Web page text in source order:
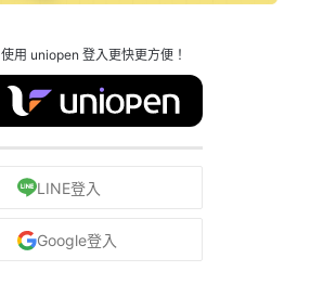
使用 uniopen 登入更快更方便！
LINE登入
Google登入